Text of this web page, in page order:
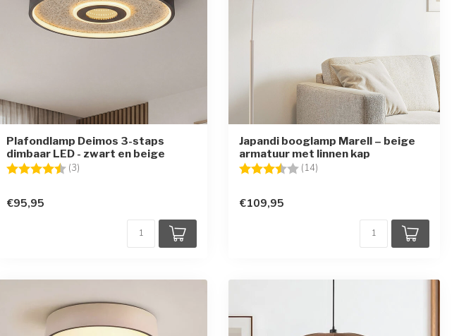
Plafondlamp Deimos 3-staps
dimbaar LED - zwart en beige
Beoordeling: (3)
€95,95
Japandi booglamp Marell – beige
armatuur met linnen kap
Beoordeling: (14)
€109,95